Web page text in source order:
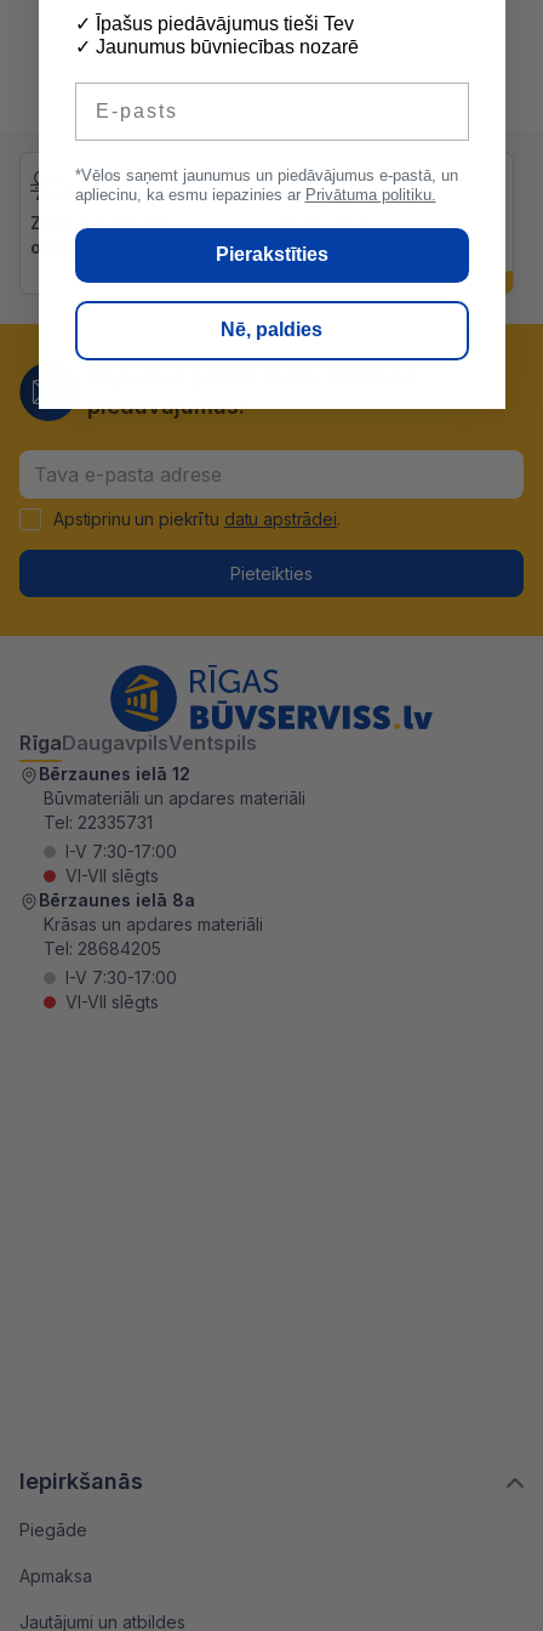
Zibenīga piegāde uz
objektiem
konsultācijas preču
piedāvājumus!
Apstiprinu un piekrītu datu apstrādei.
Pieteikties
Iepirkšanās
Piegāde
Apmaksa
Jautājumi un atbildes
RīgaDaugavpilsVentspils
Bērzaunes ielā 12
Būvmateriāli un apdares materiāli
Tel: 22335731
I-V 7:30-17:00
VI-VII slēgts
Bērzaunes ielā 8a
Krāsas un apdares materiāli
Tel: 28684205
I-V 7:30-17:00
VI-VII slēgts
✓ Īpašus piedāvājumus tieši Tev
✓ Jaunumus būvniecības nozarē
*Vēlos saņemt jaunumus un piedāvājumus e-pastā, un
apliecinu, ka esmu iepazinies ar Privātuma politiku.
Pierakstīties
Nē, paldies